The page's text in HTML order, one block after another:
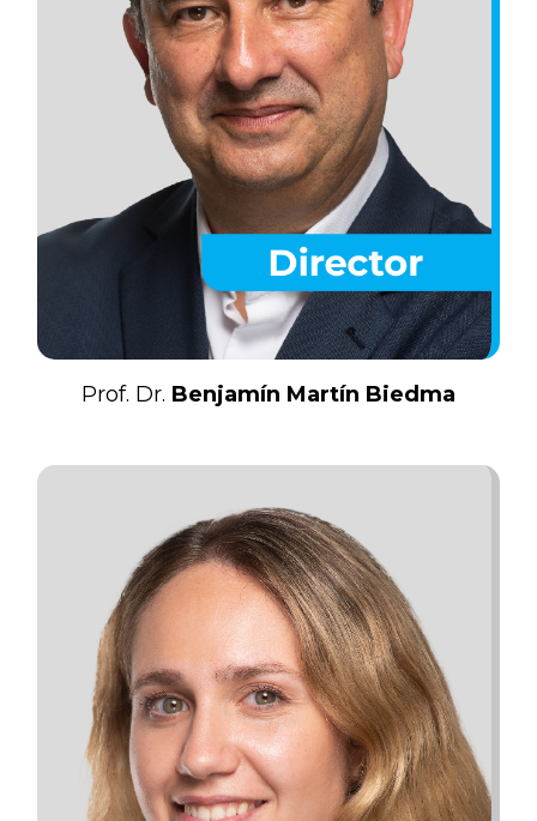
Prof. Dr. Benjamín Martín Biedma